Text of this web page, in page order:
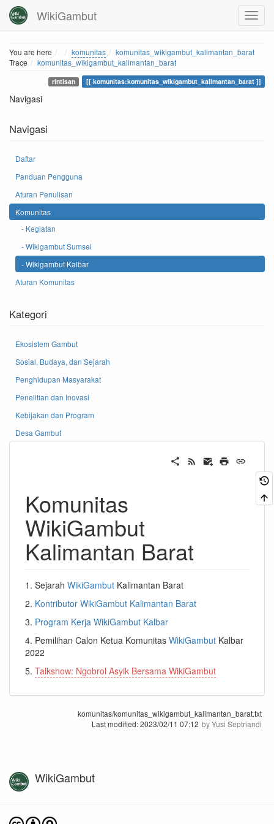
WikiGambut
You are here Home
komunitas
komunitas_wikigambut_kalimantan_barat
Trace
komunitas_wikigambut_kalimantan_barat
rintisan komunitas:komunitas_wikigambut_kalimantan_barat
Navigasi
Navigasi
Daftar
Panduan Pengguna
Aturan Penulisan
Komunitas
- Kegiatan
- Wikigambut Sumsel
- Wikigambut Kalbar
Aturan Komunitas
Kategori
Ekosistem Gambut
Sosial, Budaya, dan Sejarah
Penghidupan Masyarakat
Penelitian dan Inovasi
Kebijakan dan Program
Desa Gambut
Komunitas
WikiGambut
Kalimantan Barat
1. Sejarah WikiGambut Kalimantan Barat
2. Kontributor WikiGambut Kalimantan Barat
3. Program Kerja WikiGambut Kalbar
4. Pemilihan Calon Ketua Komunitas WikiGambut Kalbar
2022
5. Talkshow: Ngobrol Asyik Bersama WikiGambut
komunitas/komunitas_wikigambut_kalimantan_barat.txt
Last modified:2023/02/11 07:12 byYusi Septriandi
WikiGambut